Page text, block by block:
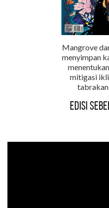
Mangrove
menyimpan
mitigasi
Edisi